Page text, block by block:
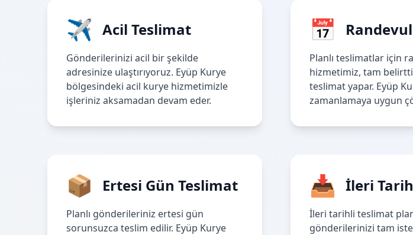
✈ Acil Teslimat
Gönderilerinizi acil bir şekilde
adresinize ulaştırıyoruz. Eyüp Kurye
bölgesindeki acil kurye hizmetimizle
işleriniz aksamadan devam eder.
📅
Planlı teslimatlar için
hizmetimiz, tam
teslimat yapar. Eyüp
zamanlamaya uygun
📦 Ertesi Gün Teslimat
Planlı gönderileriniz ertesi gün
sorunsuzca teslim edilir. Eyüp Kurye
📥 İleri
İleri tarihli teslimat
gönderilerinizi tam